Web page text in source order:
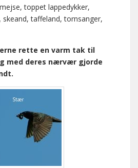
toppet lappedykker,
taffeland, tornsanger,
rette en varm tak til
med deres nærvær gjorde